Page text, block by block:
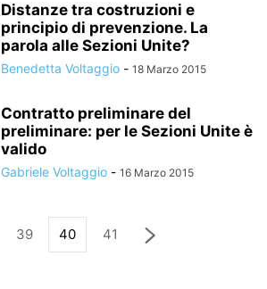
Distanze tra costruzioni e
principio di prevenzione. La
parola alle Sezioni Unite?
Benedetta Voltaggio - 18 Marzo 2015
Contratto preliminare del
preliminare: per le Sezioni Unite è
valido
Gabriele Voltaggio - 16 Marzo 2015
39 40 41